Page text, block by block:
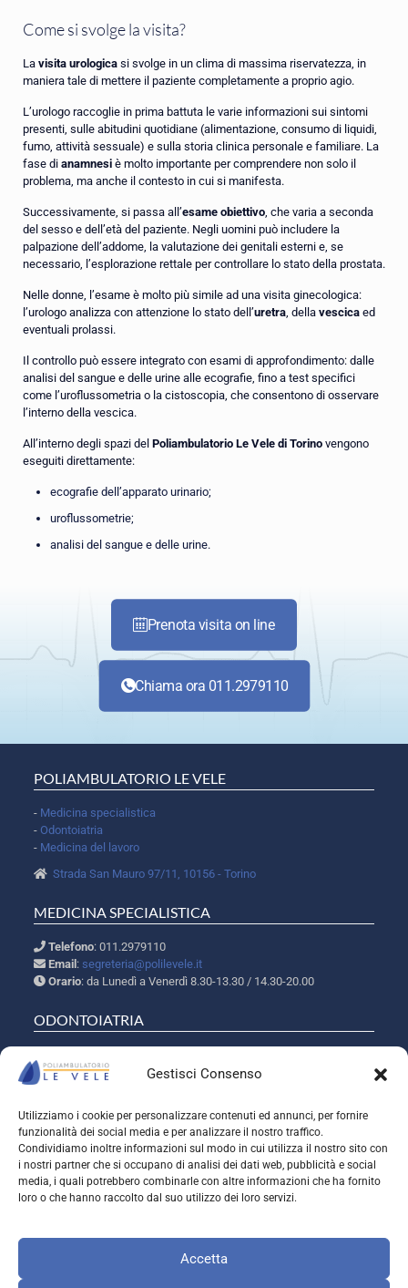
Gestisci Consenso
Utilizziamo i cookie per personalizzare contenuti ed annunci, per fornire
funzionalità dei social media e per analizzare il nostro traffico.
Condividiamo inoltre informazioni sul modo in cui utilizza il nostro sito con
i nostri partner che si occupano di analisi dei dati web, pubblicità e social
media, i quali potrebbero combinarle con altre informazioni che ha fornito
loro o che hanno raccolto dal suo utilizzo dei loro servizi.
Accetta
Come si svolge la visita?
La visita urologica si svolge in un clima di massima riservatezza, in
maniera tale di mettere il paziente completamente a proprio agio.
L’urologo raccoglie in prima battuta le varie informazioni sui sintomi
presenti, sulle abitudini quotidiane (alimentazione, consumo di liquidi,
fumo, attività sessuale) e sulla storia clinica personale e familiare. La
fase di anamnesi è molto importante per comprendere non solo il
problema, ma anche il contesto in cui si manifesta.
Successivamente, si passa all’esame obiettivo, che varia a seconda
del sesso e dell’età del paziente. Negli uomini può includere la
palpazione dell’addome, la valutazione dei genitali esterni e, se
necessario, l’esplorazione rettale per controllare lo stato della prostata.
Nelle donne, l’esame è molto più simile ad una visita ginecologica:
l’urologo analizza con attenzione lo stato dell’uretra, della vescica ed
eventuali prolassi.
Il controllo può essere integrato con esami di approfondimento: dalle
analisi del sangue e delle urine alle ecografie, fino a test specifici
come l’uroflussometria o la cistoscopia, che consentono di osservare
l’interno della vescica.
All’interno degli spazi del Poliambulatorio Le Vele di Torino vengono
eseguiti direttamente:
ecografie dell’apparato urinario;
uroflussometrie;
analisi del sangue e delle urine.
Prenota visita on line
Chiama ora 011.2979110
POLIAMBULATORIO LE VELE
- Medicina specialistica
- Odontoiatria
- Medicina del lavoro
Strada San Mauro 97/11, 10156 - Torino
MEDICINA SPECIALISTICA
Telefono: 011.2979110
Email : segreteria@polilevele.it
Orario: da Lunedì a Venerdì 8.30-13.30 / 14.30-20.00
ODONTOIATRIA
Email:segreteria.odt@polilevele.it
SEGUICI SUI SOCIAL
Instagram
Facebook
X
riservati - P. IVA 08609020014 | CCIAA Torino n. 986259 - Cap. Soc.